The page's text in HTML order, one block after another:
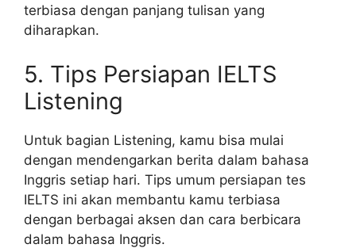
terbiasa dengan panjang tulisan yang
diharapkan.
5. Tips Persiapan IELTS
Listening
Untuk bagian Listening, kamu bisa mulai
dengan mendengarkan berita dalam bahasa
Inggris setiap hari. Tips umum persiapan tes
IELTS ini akan membantu kamu terbiasa
dengan berbagai aksen dan cara berbicara
dalam bahasa Inggris.